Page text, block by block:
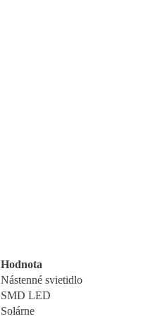
Hodnota
Nástenné svietidlo
SMD LED
Solárne